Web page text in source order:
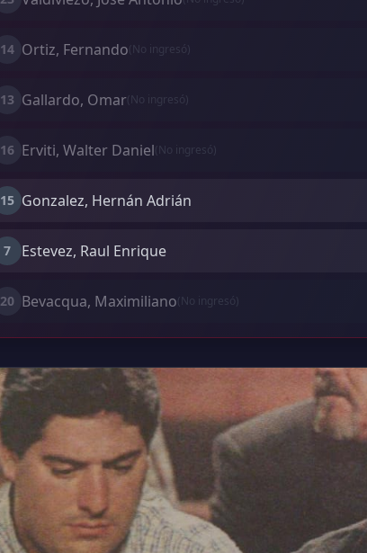
14 Ortiz, Fernando(No ingresó)
13 Gallardo, Omar(No ingresó)
16 Erviti, Walter Daniel(No ingresó)
15 Gonzalez, Hernán Adrián
7 Estevez, Raul Enrique
20 Bevacqua, Maximiliano(No ingresó)